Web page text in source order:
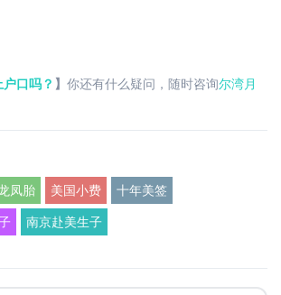
口吗？ 】 你还有什么疑问，随时咨询尔湾月
凤胎 美国小费 十年美签
南京赴美生子